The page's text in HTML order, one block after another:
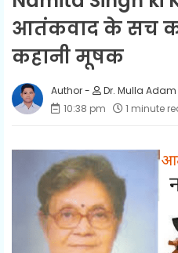
आतंकवाद के सच
कहानी मूषक
Dr. Mulla Adam
10:38 pm
1 minute